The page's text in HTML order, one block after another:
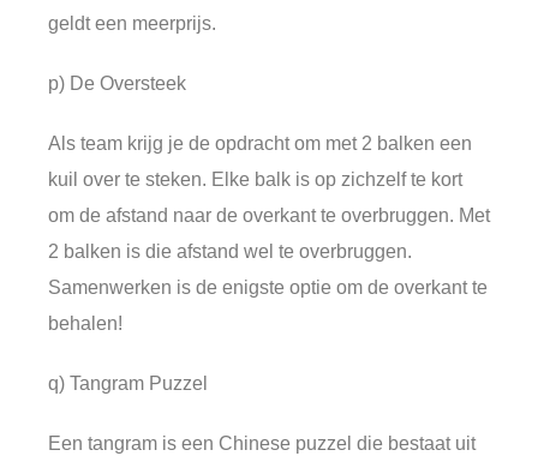
geldt een meerprijs.
p) De Oversteek
Als team krijg je de opdracht om met 2 balken een
kuil over te steken. Elke balk is op zichzelf te kort
om de afstand naar de overkant te overbruggen. Met
2 balken is die afstand wel te overbruggen.
Samenwerken is de enigste optie om de overkant te
behalen!
q) Tangram Puzzel
Een tangram is een Chinese puzzel die bestaat uit